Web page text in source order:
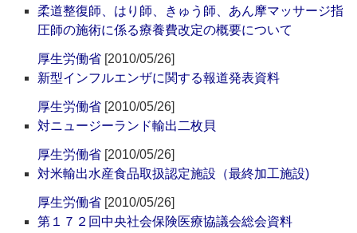
柔道整復師、はり師、きゅう師、あん摩マッサージ指
圧師の施術に係る療養費改定の概要について
厚生労働省 [2010/05/26]
新型インフルエンザに関する報道発表資料
厚生労働省 [2010/05/26]
対ニュージーランド輸出二枚貝
厚生労働省 [2010/05/26]
対米輸出水産食品取扱認定施設（最終加工施設)
厚生労働省 [2010/05/26]
第１７２回中央社会保険医療協議会総会資料